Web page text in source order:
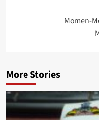
Momen-
More Stories